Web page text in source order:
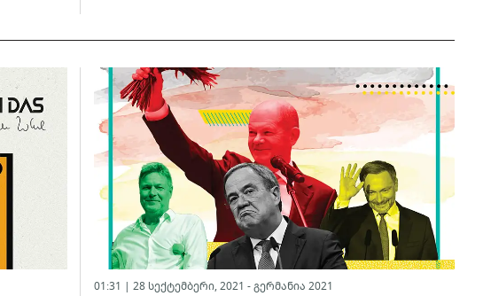
01:31 | 28 სექტემბერი, 2021 -გერმანია 2021